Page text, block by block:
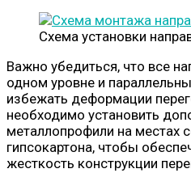
Схема установки
Важно убедиться, что все
одном уровне и
избежать деформации
необходимо установить
металлопрофили на местах
гипсокартона, чтобы
жесткость конструкции